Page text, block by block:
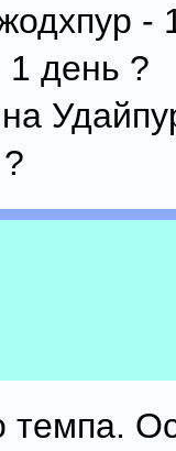
-
день ?
темпа.